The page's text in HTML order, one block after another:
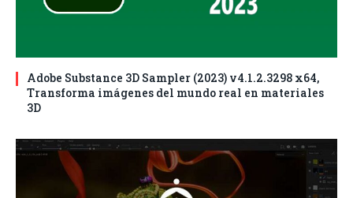
Adobe Substance 3D Sampler (2023) v4.1.2.3298 x64,
Transforma imágenes del mundo real en materiales
3D